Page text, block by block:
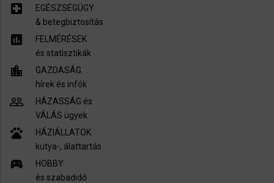
local_hospital
EGÉSZSÉGÜGY
​& betegbiztosítás
assessment
FELMÉRÉSEK
és statisztikák
location_city
GAZDASÁG
hírek és infók
people_outline
HÁZASSÁG és
VÁLÁS ügyek
pets
HÁZIÁLLATOK
kutya-, álattartás
sports_esports
HOBBY
és szabadidő